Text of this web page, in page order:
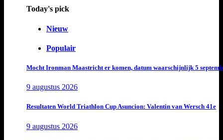
Today's pick
Nieuw
Populair
Mocht Ironman Maastricht er komen, datum waarschijnlijk 5
9 augustus 2026
Resultaten World Triathlon Cup Asuncion: Valentin van Wersch 41e
9 augustus 2026